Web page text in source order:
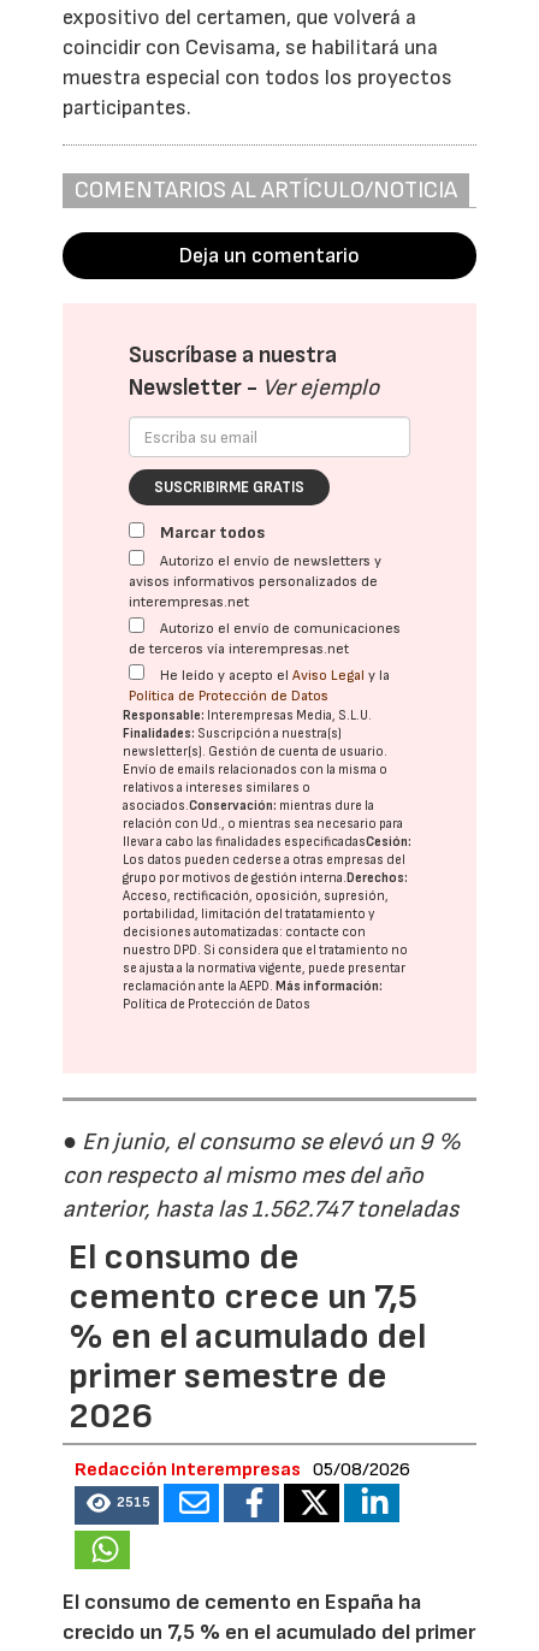
expositivo del certamen, que volverá a
coincidir con Cevisama, se habilitará una
muestra especial con todos los proyectos
participantes.
COMENTARIOS AL ARTÍCULO/NOTICIA
Deja un comentario
Suscríbase a nuestra
Newsletter - Ver ejemplo
SUSCRIBIRME GRATIS
Marcar todos
Autorizo el envío de newsletters y
avisos informativos personalizados de
interempresas.net
Autorizo el envío de comunicaciones
de terceros vía interempresas.net
He leído y acepto elAviso Legal y la
Política de Protección de Datos
Responsable: Interempresas Media, S.L.U.
Finalidades: Suscripción a nuestra(s)
newsletter(s). Gestión de cuenta de usuario.
Envío de emails relacionados con la misma o
relativos a intereses similares o
asociados.Conservación: mientras dure la
relación con Ud., o mientras sea necesario para
llevar a cabo las finalidades especificadasCesión:
Los datos pueden cederse a otras empresas del
grupo por motivos de gestión interna. Derechos:
Acceso, rectificación, oposición, supresión,
portabilidad, limitación del tratatamiento y
decisiones automatizadas: contacte con
nuestro DPD. Si considera que el tratamiento no
se ajusta a la normativa vigente, puede presentar
reclamación ante laAEPD. Más información:
Política de Protección de Datos
● En junio, el consumo se elevó un 9 %
con respecto al mismo mes del año
anterior, hasta las 1.562.747 toneladas
El consumo de
cemento crece un 7,5
% en el acumulado del
primer semestre de
2026
Redacción Interempresas 05/08/2026
2515
El consumo de cemento en España ha
crecido un 7,5 % en el acumulado del primer